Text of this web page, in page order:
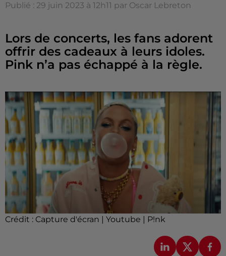
Publié : 29 juin 2023 à 12h11 par Oscar Lebreton
Lors de concerts, les fans adorent
offrir des cadeaux à leurs idoles.
Pink n’a pas échappé à la règle.
Crédit : Capture d'écran | Youtube | P!nk